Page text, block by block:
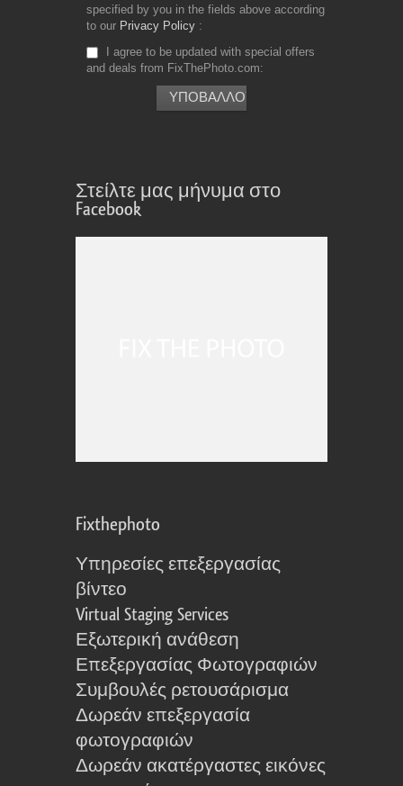
specified by you in the fields above according
to our Privacy Policy
I agree to be updated with special offers
and deals from FixThePhoto.com
Στείλτε μας μήνυμα στο
Facebook
Fixthephoto
Υπηρεσίες επεξεργασίας
βίντεο
Virtual Staging Services
Εξωτερική ανάθεση
Επεξεργασίας Φωτογραφιών
Συμβουλές ρετουσάρισμα
Δωρεάν επεξεργασία
φωτογραφιών
Δωρεάν ακατέργαστες εικόνες